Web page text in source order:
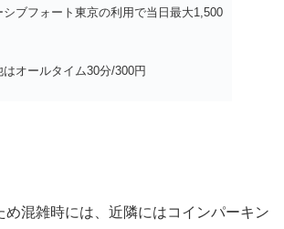
シブフォート東京の利用で当日最大1,500
はオールタイム30分/300円
混雑時には、 近隣にはコインパーキン